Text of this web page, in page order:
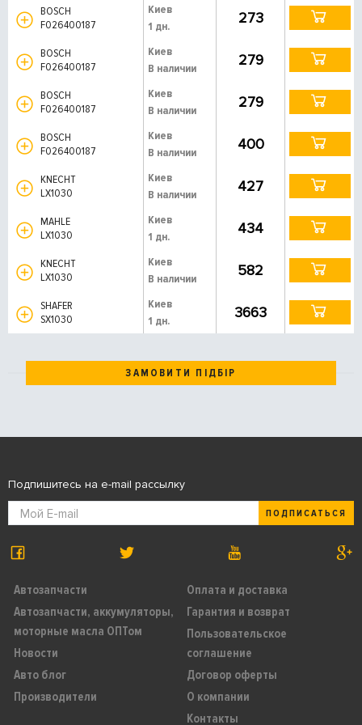
BOSCH
F026400187
Киев
1 дн.
273
BOSCH
F026400187
Киев
В наличии
279
BOSCH
F026400187
Киев
В наличии
279
BOSCH
F026400187
Киев
В наличии
400
KNECHT
LX1030
Киев
В наличии
427
MAHLE
LX1030
Киев
1 дн.
434
KNECHT
LX1030
Киев
В наличии
582
SHAFER
SX1030
Киев
1 дн.
3663
ЗАМОВИТИ ПІДБІР
Автозапчасти
Автозапчасти, аккумуляторы,
моторные масла ОПТом
Новости
Авто блог
Производители
Оплата и доставка
Гарантия и возврат
Пользовательское
соглашение
Договор оферты
О компании
Контакты
Подпишитесь на e-mail рассылку
ПОДПИСАТЬСЯ